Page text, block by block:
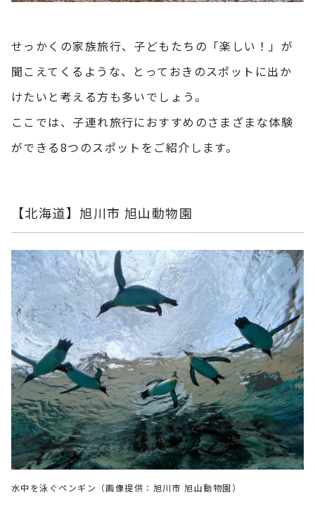
せっかくの家族旅行、子どもたちの「楽しい！」が
聞こえてくるような、とっておきのスポットに出か
けたいと考える方も多いでしょう。
ここでは、子連れ旅行におすすめのさまざまな体験
ができる8つのスポットをご紹介します。
【北海道】旭川市 旭山動物園
水中を泳ぐペンギン（画像提供：旭川市 旭山動物園）